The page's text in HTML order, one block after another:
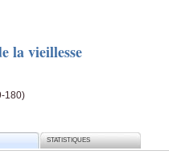
la vieillesse
180)
STATISTIQUES